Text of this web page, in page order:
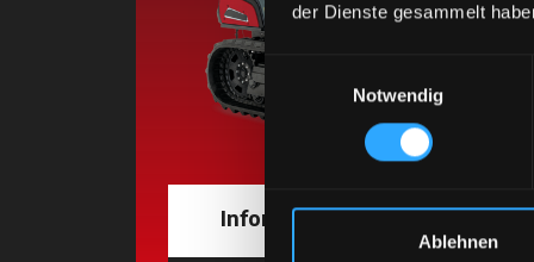
der Dienste gesammelt
Einwilligungsauswahl
Notwendig
Ablehnen
Informationen anfordern